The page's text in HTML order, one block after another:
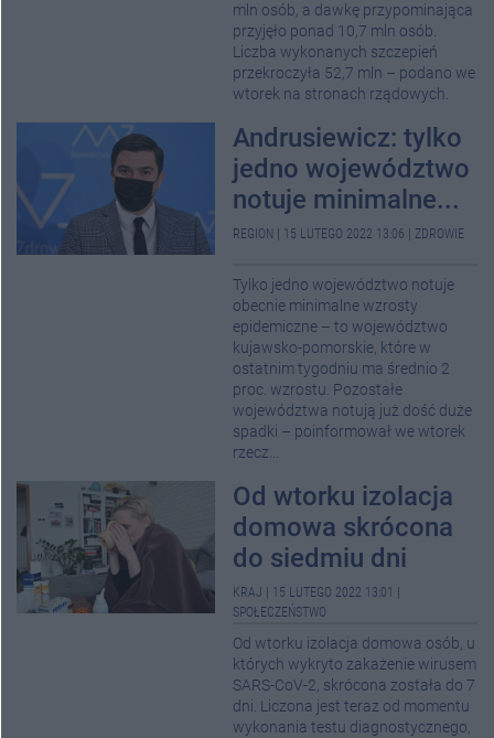
mln osób, a dawkę przypominająca
przyjęło ponad 10,7 mln osób.
Liczba wykonanych szczepień
przekroczyła 52,7 mln – podano we
wtorek na stronach rządowych.
Andrusiewicz: tylko
jedno województwo
notuje minimalne...
REGION 15 LUTEGO 2022 13:06 ZDROWIE
Tylko jedno województwo notuje
obecnie minimalne wzrosty
epidemiczne – to województwo
kujawsko-pomorskie, które w
ostatnim tygodniu ma średnio 2
proc. wzrostu. Pozostałe
województwa notują już dość duże
spadki – poinformował we wtorek
rzecz...
Od wtorku izolacja
domowa skrócona
do siedmiu dni
KRAJ 15 LUTEGO 2022 13:01
SPOŁECZEŃSTWO
Od wtorku izolacja domowa osób, u
których wykryto zakażenie wirusem
SARS-CoV-2, skrócona została do 7
dni. Liczona jest teraz od momentu
wykonania testu diagnostycznego,